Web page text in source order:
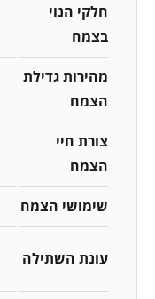
חלקי הנוי
בצמח
מהירות גדילת
הצמח
צורת חיי
הצמח
שימושי הצמח
עונת השתילה